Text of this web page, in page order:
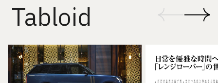
Tabloid